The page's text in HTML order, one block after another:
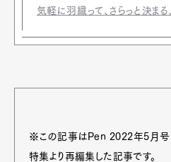
気軽に羽織って、さらっと決まる
※この記事はPen 2022年5月号「
特集より再編集した記事です。